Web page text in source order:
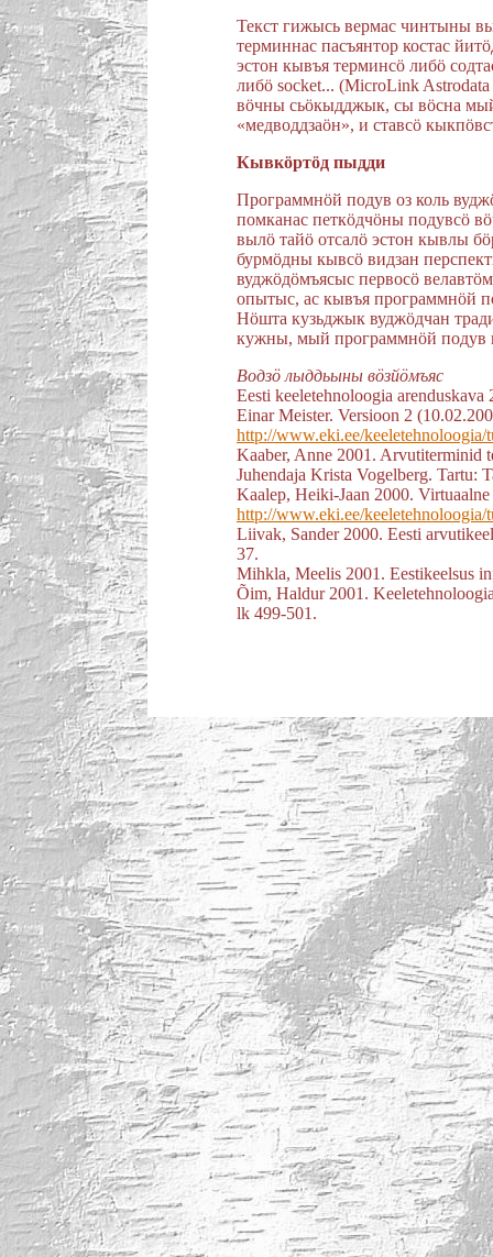
Текст гижысь вермас чинтыны
терминнас пасъянтор костас
эстон кывъя терминсö либö
либö socket... (MicroLink
вöчны сьöкыдджык, сы вöсна
«медводдзаöн», и ставсö
Кывкöртöд пыдди
Программнöй подув оз коль
помканас петкöдчöны подувсö
вылö тайö отсалö эстон кывлы
бурмöдны кывсö видзан
вуджöдöмъясыс первосö
опытыс, ас кывъя программнöй
Нöшта кузьджык вуджöдчан
кужны, мый программнöй подув
Водзö лыддьыны вöзйöмъяс
Eesti keeletehnoloogia
Einar Meister. Versioon 2
http://www.eki.ee/keeletehnoloogia/
Kaaber, Anne 2001. Arvutiterminid
Juhendaja Krista Vogelberg. Tartu:
Kaalep, Heiki-Jaan 2000.
http://www.eki.ee/
Liivak, Sander 2000. Eesti
37.
Mihkla, Meelis 2001. Eestikeelsus
Õim, Haldur 2001.
lk 499-501.